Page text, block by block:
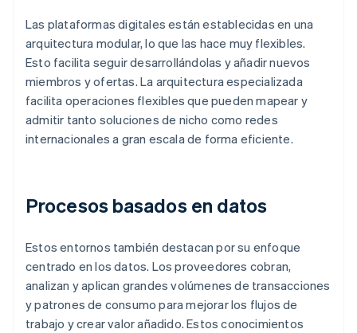
Las plataformas digitales están establecidas en una
arquitectura modular, lo que las hace muy flexibles.
Esto facilita seguir desarrollándolas y añadir nuevos
miembros y ofertas. La arquitectura especializada
facilita operaciones flexibles que pueden mapear y
admitir tanto soluciones de nicho como redes
internacionales a gran escala de forma eficiente.
Procesos basados en datos
Estos entornos también destacan por su enfoque
centrado en los datos. Los proveedores cobran,
analizan y aplican grandes volúmenes de transacciones
y patrones de consumo para mejorar los flujos de
trabajo y crear valor añadido. Estos conocimientos